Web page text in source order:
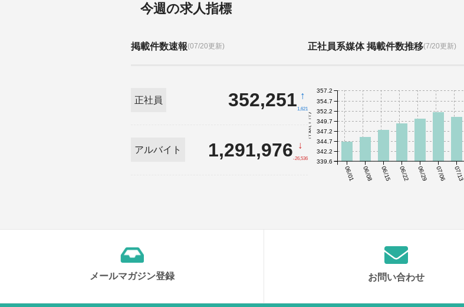
今週の求人指標
掲載件数速報(07/20更新)
正社員 352,251 ↑
1,621
アルバイト 1,291,976 ↓
-26,536
正社員系媒体 掲載件数推移(7/20更新)
06/01 06/08 06/15 06/22 06/29 07/06 07/13
件数(千件)
339.6
342.2
344.7
347.2
349.7
352.2
354.7
357.2
メールマガジン登録 お問い合わせ